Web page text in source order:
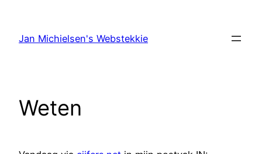
Jan Michielsen's Webstekkie
Weten